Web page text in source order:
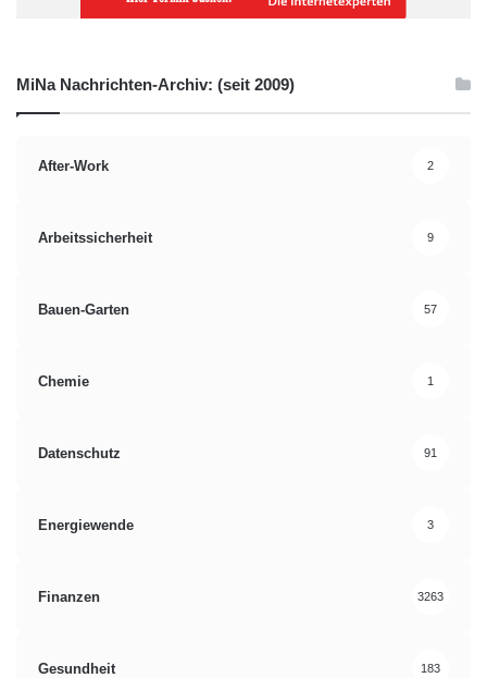
MiNa Nachrichten-Archiv: (seit 2009)
After-Work 2
Arbeitssicherheit 9
Bauen-Garten 57
Chemie 1
Datenschutz 91
Energiewende 3
Finanzen 3263
Gesundheit 183